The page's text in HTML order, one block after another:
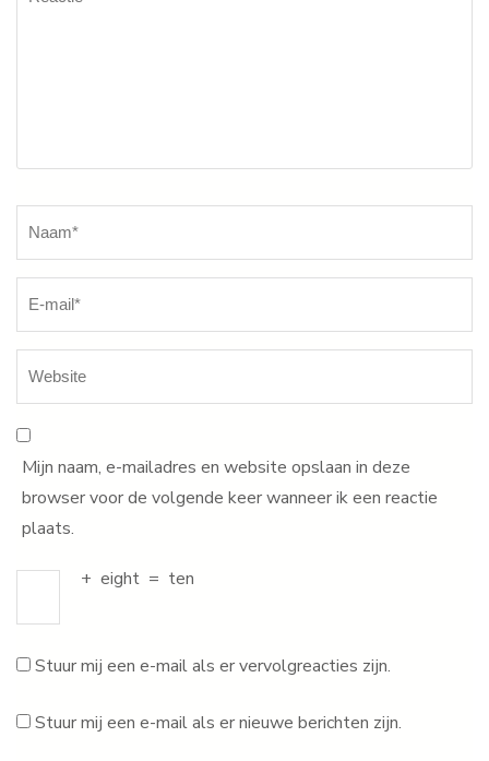
Mijn naam, e-mailadres en website opslaan in deze
browser voor de volgende keer wanneer ik een reactie
plaats.
+ eight = ten
Stuur mij een e-mail als er vervolgreacties zijn.
Stuur mij een e-mail als er nieuwe berichten zijn.